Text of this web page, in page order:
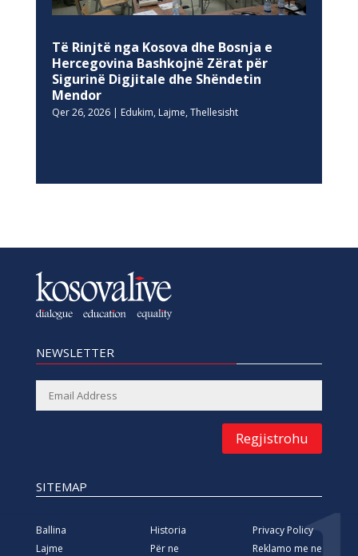
Të Rinjtë nga Kosova dhe Bosnja e
Hercegovina Bashkojnë Zërat për
Sigurinë Digjitale dhe Shëndetin
Mendor
Qer 26, 2026| Edukim, Lajme, Thellesisht
NEWSLETTER
Regjistrohu
SITEMAP
Ballina
Lajme
Historia
Për ne
Privacy Policy
Reklamo me ne